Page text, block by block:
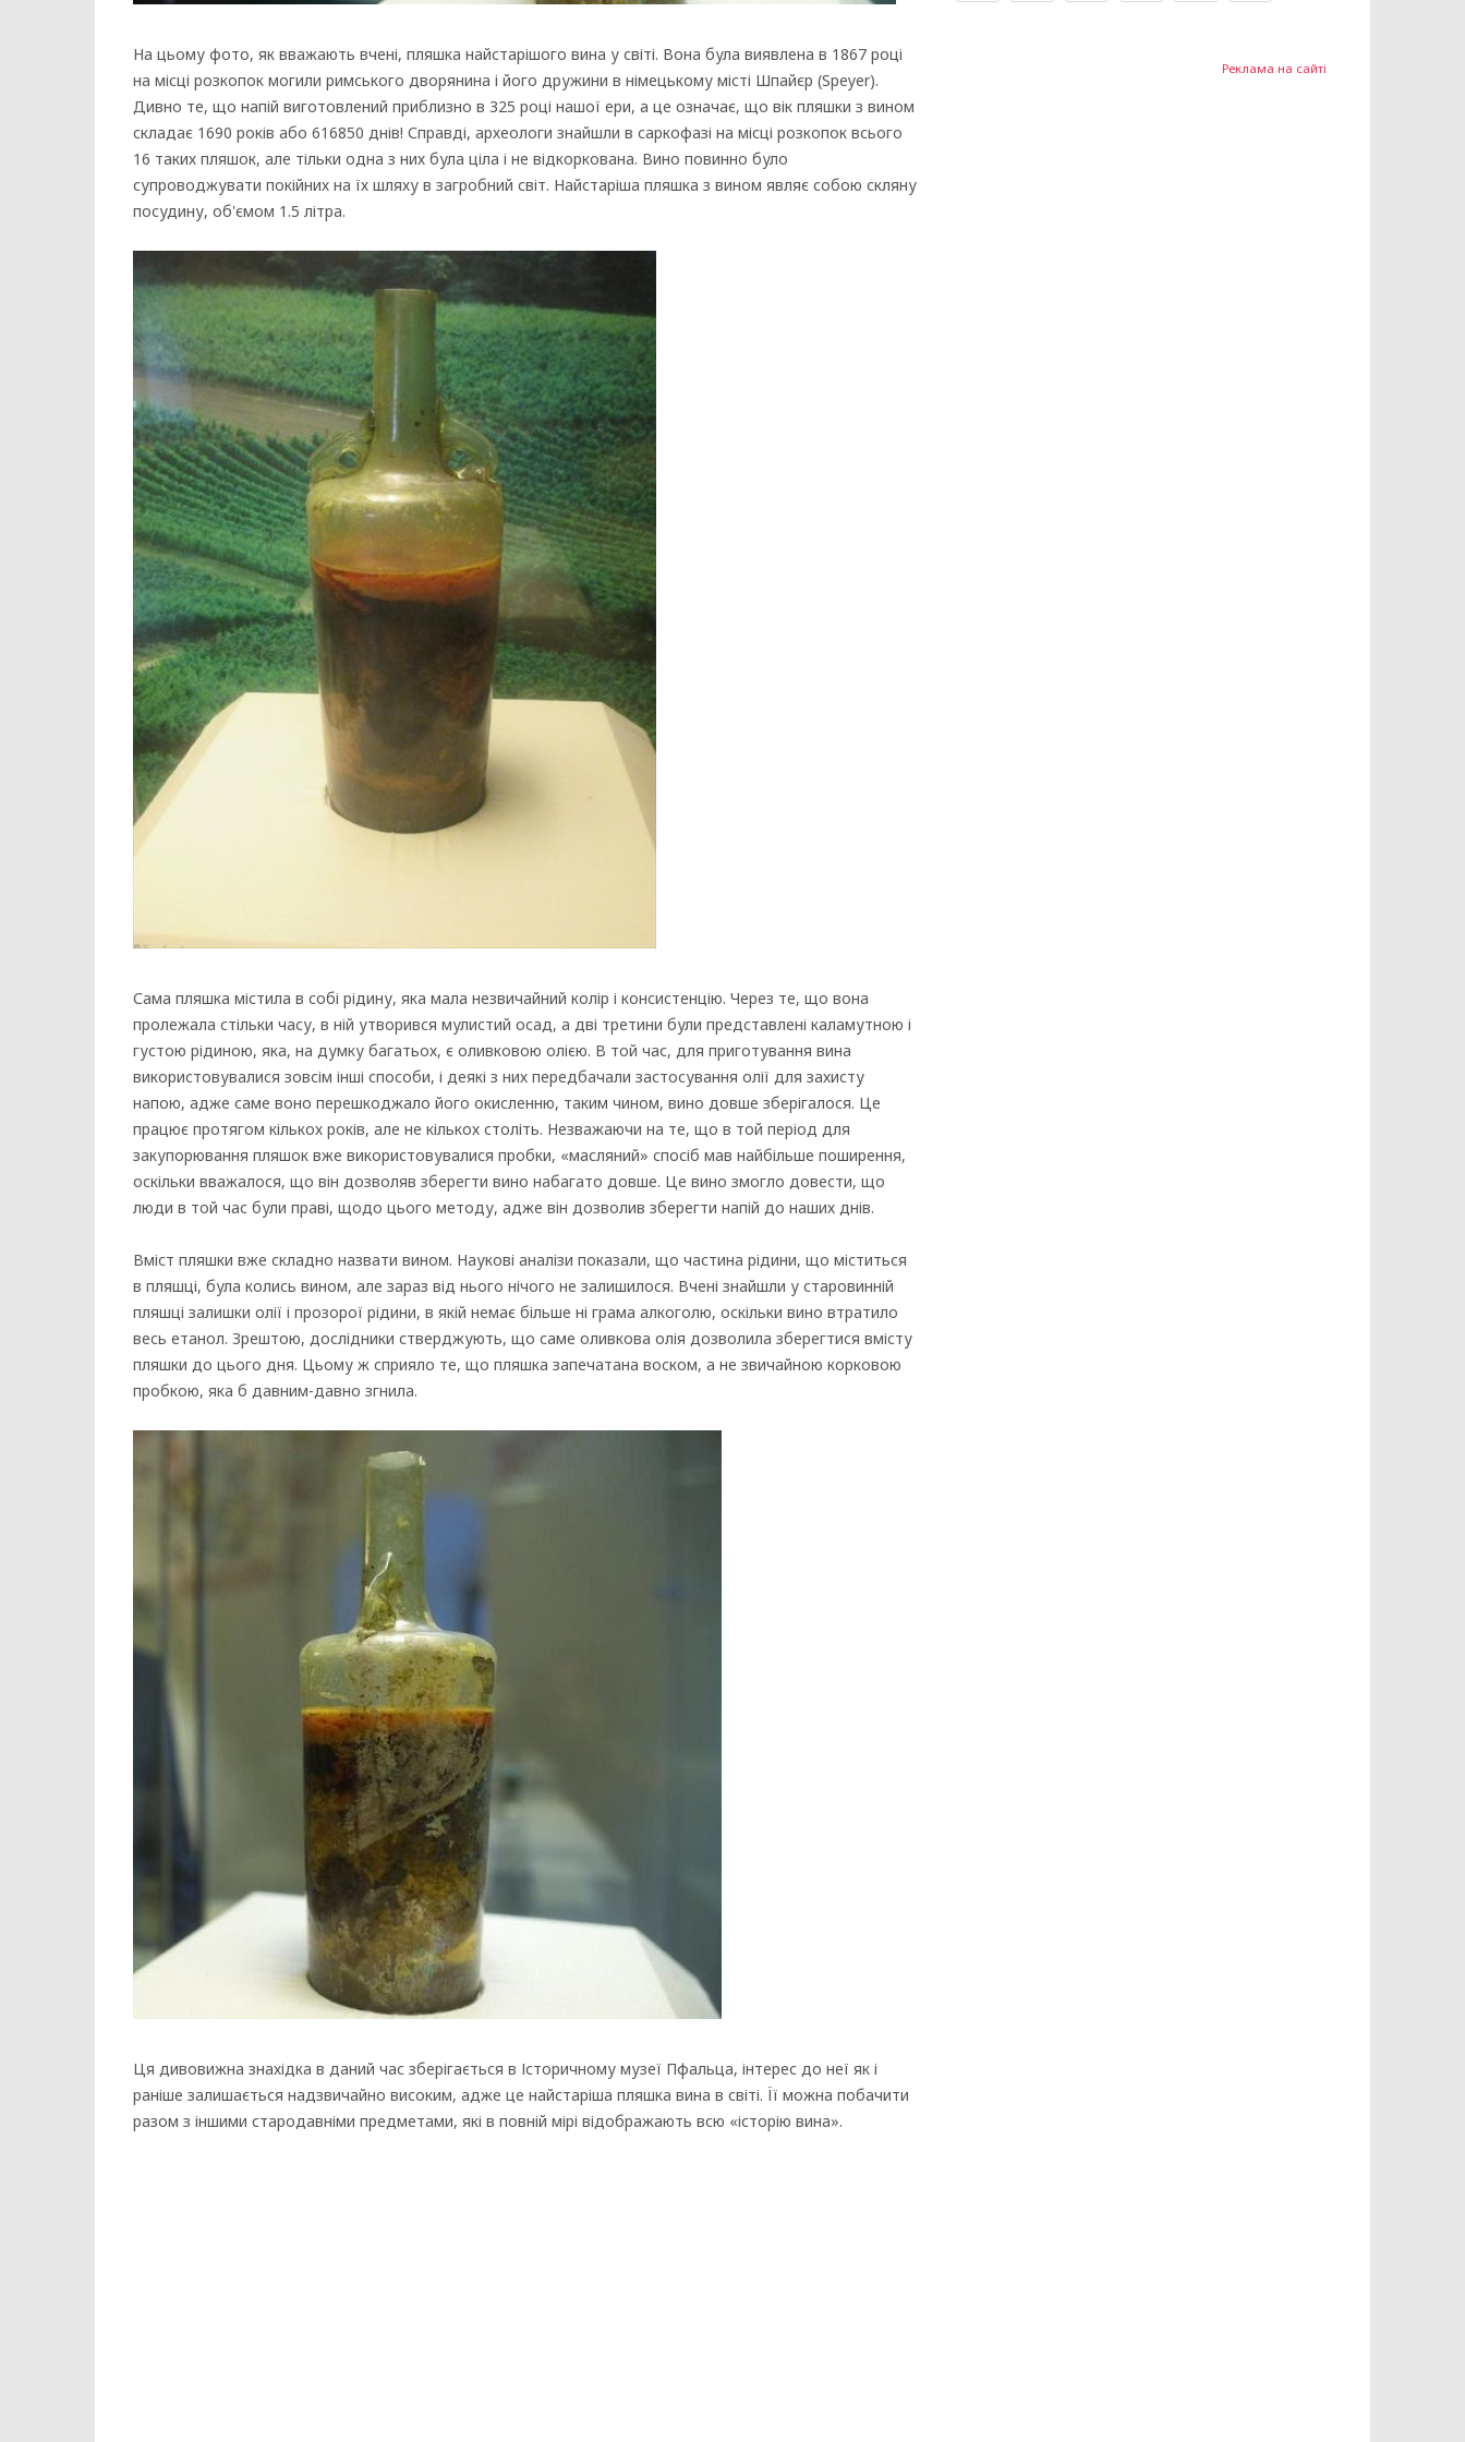
На цьому фото, як вважають вчені, пляшка найстарішого вина у світі. Вона була виявлена в 1867 році
на місці розкопок могили римського дворянина і його дружини в німецькому місті Шпайєр (Speyer).
Дивно те, що напій виготовлений приблизно в 325 році нашої ери, а це означає, що вік пляшки з вином
складає 1690 років або 616850 днів! Справді, археологи знайшли в саркофазі на місці розкопок всього
16 таких пляшок, але тільки одна з них була ціла і не відкоркована. Вино повинно було
супроводжувати покійних на їх шляху в загробний світ. Найстаріша пляшка з вином являє собою скляну
посудину, об'ємом 1.5 літра.
Сама пляшка містила в собі рідину, яка мала незвичайний колір і консистенцію. Через те, що вона
пролежала стільки часу, в ній утворився мулистий осад, а дві третини були представлені каламутною і
густою рідиною, яка, на думку багатьох, є оливковою олією. В той час, для приготування вина
використовувалися зовсім інші способи, і деякі з них передбачали застосування олії для захисту
напою, адже саме воно перешкоджало його окисленню, таким чином, вино довше зберігалося. Це
працює протягом кількох років, але не кількох століть. Незважаючи на те, що в той період для
закупорювання пляшок вже використовувалися пробки, «масляний» спосіб мав найбільше поширення,
оскільки вважалося, що він дозволяв зберегти вино набагато довше. Це вино змогло довести, що
люди в той час були праві, щодо цього методу, адже він дозволив зберегти напій до наших днів.
Вміст пляшки вже складно назвати вином. Наукові аналізи показали, що частина рідини, що міститься
в пляшці, була колись вином, але зараз від нього нічого не залишилося. Вчені знайшли у старовинній
пляшці залишки олії і прозорої рідини, в якій немає більше ні грама алкоголю, оскільки вино втратило
весь етанол. Зрештою, дослідники стверджують, що саме оливкова олія дозволила зберегтися вмісту
пляшки до цього дня. Цьому ж сприяло те, що пляшка запечатана воском, а не звичайною корковою
пробкою, яка б давним-давно згнила.
Ця дивовижна знахідка в даний час зберігається в Історичному музеї Пфальца, інтерес до неї як і
раніше залишається надзвичайно високим, адже це найстаріша пляшка вина в світі. Її можна побачити
разом з іншими стародавніми предметами, які в повній мірі відображають всю «історію вина».
Реклама на сайті